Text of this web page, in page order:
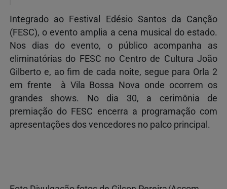
Integrado ao Festival Edésio Santos da Canção
(FESC), o evento amplia a cena musical do estado.
Nos dias do evento, o público acompanha as
eliminatórias do FESC no Centro de Cultura João
Gilberto e, ao fim de cada noite, segue para Orla 2
em frente à Vila Bossa Nova onde ocorrem os
grandes shows. No dia 30, a cerimônia de
premiação do FESC encerra a programação com
apresentações dos vencedores no palco principal.